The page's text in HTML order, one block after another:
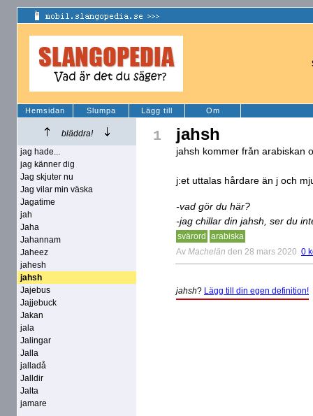
Hemsidan Slumpa Lägg till Om
bläddra!
jag hade...
jag känner dig
Jag skjuter nu
Jag vilar min väska
Jagatime
jah
Jaha
Jahannam
Jaheez
jahesh
jahsh
Jajebus
Jajjebuck
Jakan
jala
Jalingar
Jalla
jalladå
Jalldir
Jalta
jamare
1 jahsh
jahsh kommer från arabiskan
j:et uttalas hårdare än j och
-vad gör du här?
-jag chillar din jahsh, ser du
svärord
arabiska
Av Machelän den 28 mars 2020 0
jahsh? Lägg till din egen definition!